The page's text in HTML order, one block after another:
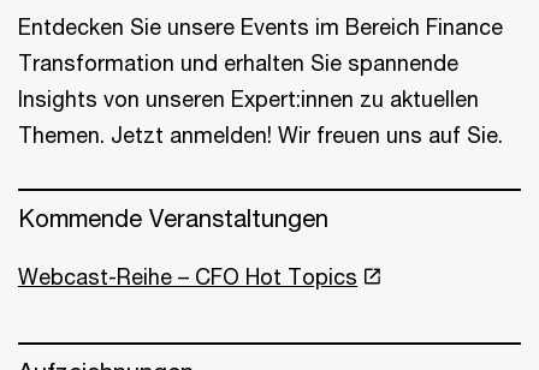
Entdecken Sie unsere Events im Bereich Finance
Transformation und erhalten Sie spannende
Insights von unseren Expert:innen zu aktuellen
Themen. Jetzt anmelden! Wir freuen uns auf Sie.
Kommende Veranstaltungen
Webcast-Reihe – CFO Hot Topics